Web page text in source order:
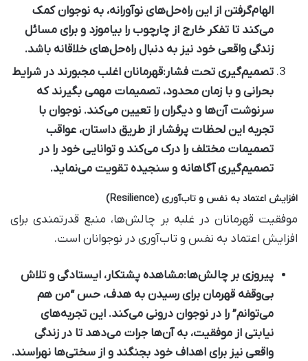
الهام‌گرفتن از این راه‌حل‌های نوآورانه، به نوجوان کمک
می‌کند تا تفکر خارج از چارچوب را بیاموزد و برای مسائل
زندگی واقعی خود نیز به دنبال راه‌حل‌های خلاقانه باشد.
تصمیم‌گیری تحت فشار:قهرمانان اغلب مجبورند در شرایط
بحرانی و با زمان محدود، تصمیمات مهمی بگیرند که
سرنوشت آن‌ها و دیگران را تعیین می‌کند. نوجوان با
تجربه این لحظات پرفشار از طریق داستان، عواقب
تصمیمات مختلف را درک می‌کند و توانایی خود را در
تصمیم‌گیری آگاهانه و سنجیده تقویت می‌نماید.
افزایش اعتماد به نفس و تاب‌آوری (Resilience)
موفقیت قهرمانان در غلبه بر چالش‌ها، منبع قدرتمندی برای
افزایش اعتماد به نفس و تاب‌آوری در نوجوانان است.
پیروزی بر چالش‌ها:مشاهده پشتکار، ایستادگی و تلاش
بی‌وقفه قهرمان برای رسیدن به هدف، حس “من هم
می‌توانم” را در نوجوان درونی می‌کند. این تجربه‌های
نیابتی از موفقیت، به آن‌ها جرات می‌دهد تا در زندگی
واقعی نیز برای اهداف خود بجنگند و از سختی‌ها نهراسند.